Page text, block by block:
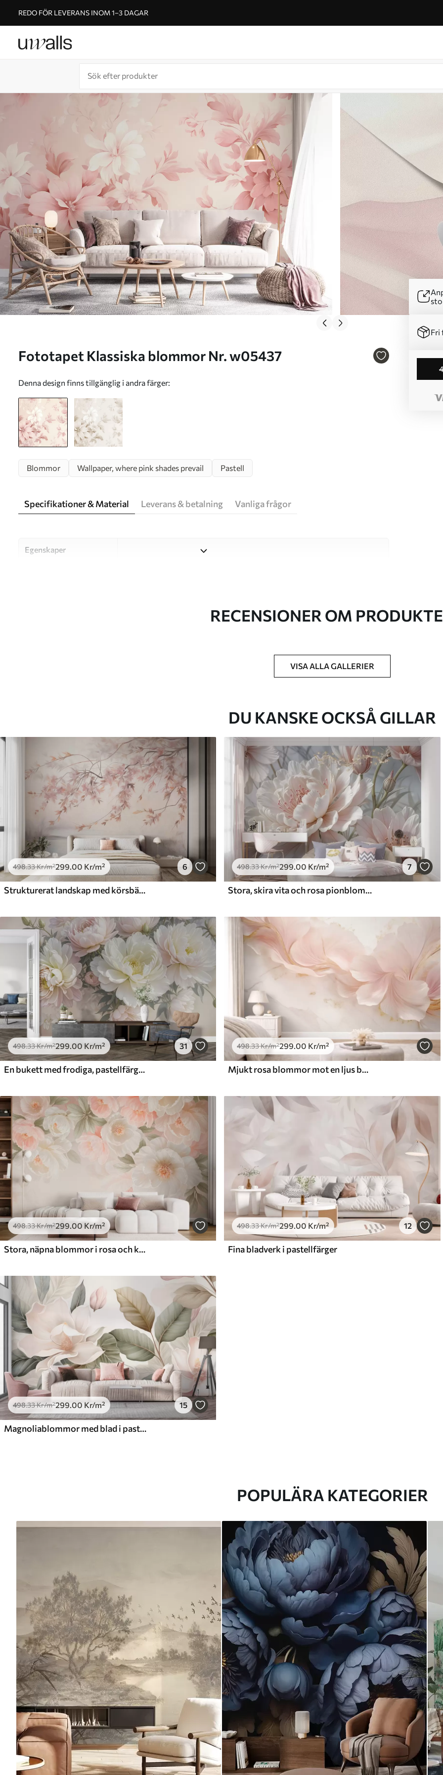
REDO FÖR LEVERANS INOM 1–3 DAGAR
Fototapet Klassiska blommor Nr. w05437
Denna design finns tillgänglig i andra färger:
Fri
Blommor Wallpaper, where pink shades prevail Pastell
Specifikationer & Material Leverans & betalning Vanliga frågor
Egenskaper
Tapeten kan rengöras försiktigt med en mjuk svamp. Tapeter med
lackfinish kan rengöras med vatten.
Tillämpningsmetod Sömlös applikation
Tillgängliga material
Standard
498.33299.00Kr/m² .67 379.00Kr/m²
Premiumvinyl Peel and Stick
RECENSIONER OM
VISA ALLA GALLERIER
DU KANSKE OCKSÅ GILLAR
498.33Kr/m²299 .00 Kr/m² 6
Strukturerat landskap med körsbärsblomgren, rosa löv, mjuk, dimmig bakgrund
498.33Kr/m²299 .00 Kr/m² 7
Stora, skira vita och rosa pionblommor med mjuka, fluffiga kronblad mot en suddig grå bakgrund
498.33Kr/m²299.00 Kr/m² 31
En bukett med frodiga, pastellfärgade pioner och andra blommor mot en mjuk, suddig bakgrund
498.33Kr/m²299.00 Kr/m²
Mjukt rosa blommor mot en ljus bakgrund
498.33Kr/m²299 .00 Kr/m²
Stora, näpna blommor i rosa och krämfärgade nyanser
498.33Kr/m²299 .00 Kr/m² 12
Fina bladverk i pastellfärger
498.33Kr/m²299.00 Kr/m² 15
Magnoliablommor med blad i pastellfärger, vitt, rosa och grönt, mjuka, delikata, akvarellstil
POPULÄRA KATEGORIER